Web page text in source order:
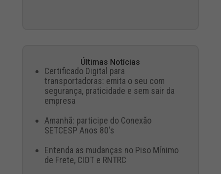
Últimas Notícias
Certificado Digital para
transportadoras: emita o seu com
segurança, praticidade e sem sair da
empresa
Amanhã: participe do Conexão
SETCESP Anos 80's
Entenda as mudanças no Piso Mínimo
de Frete, CIOT e RNTRC